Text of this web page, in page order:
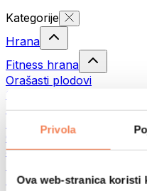
Privola
Ova web-stranica koristi
Kategorije
Hrana
Fitness hrana
Orašasti plodovi
Sjemenke
Namazi i paste
Gotovi obroci
Jaja
Meso